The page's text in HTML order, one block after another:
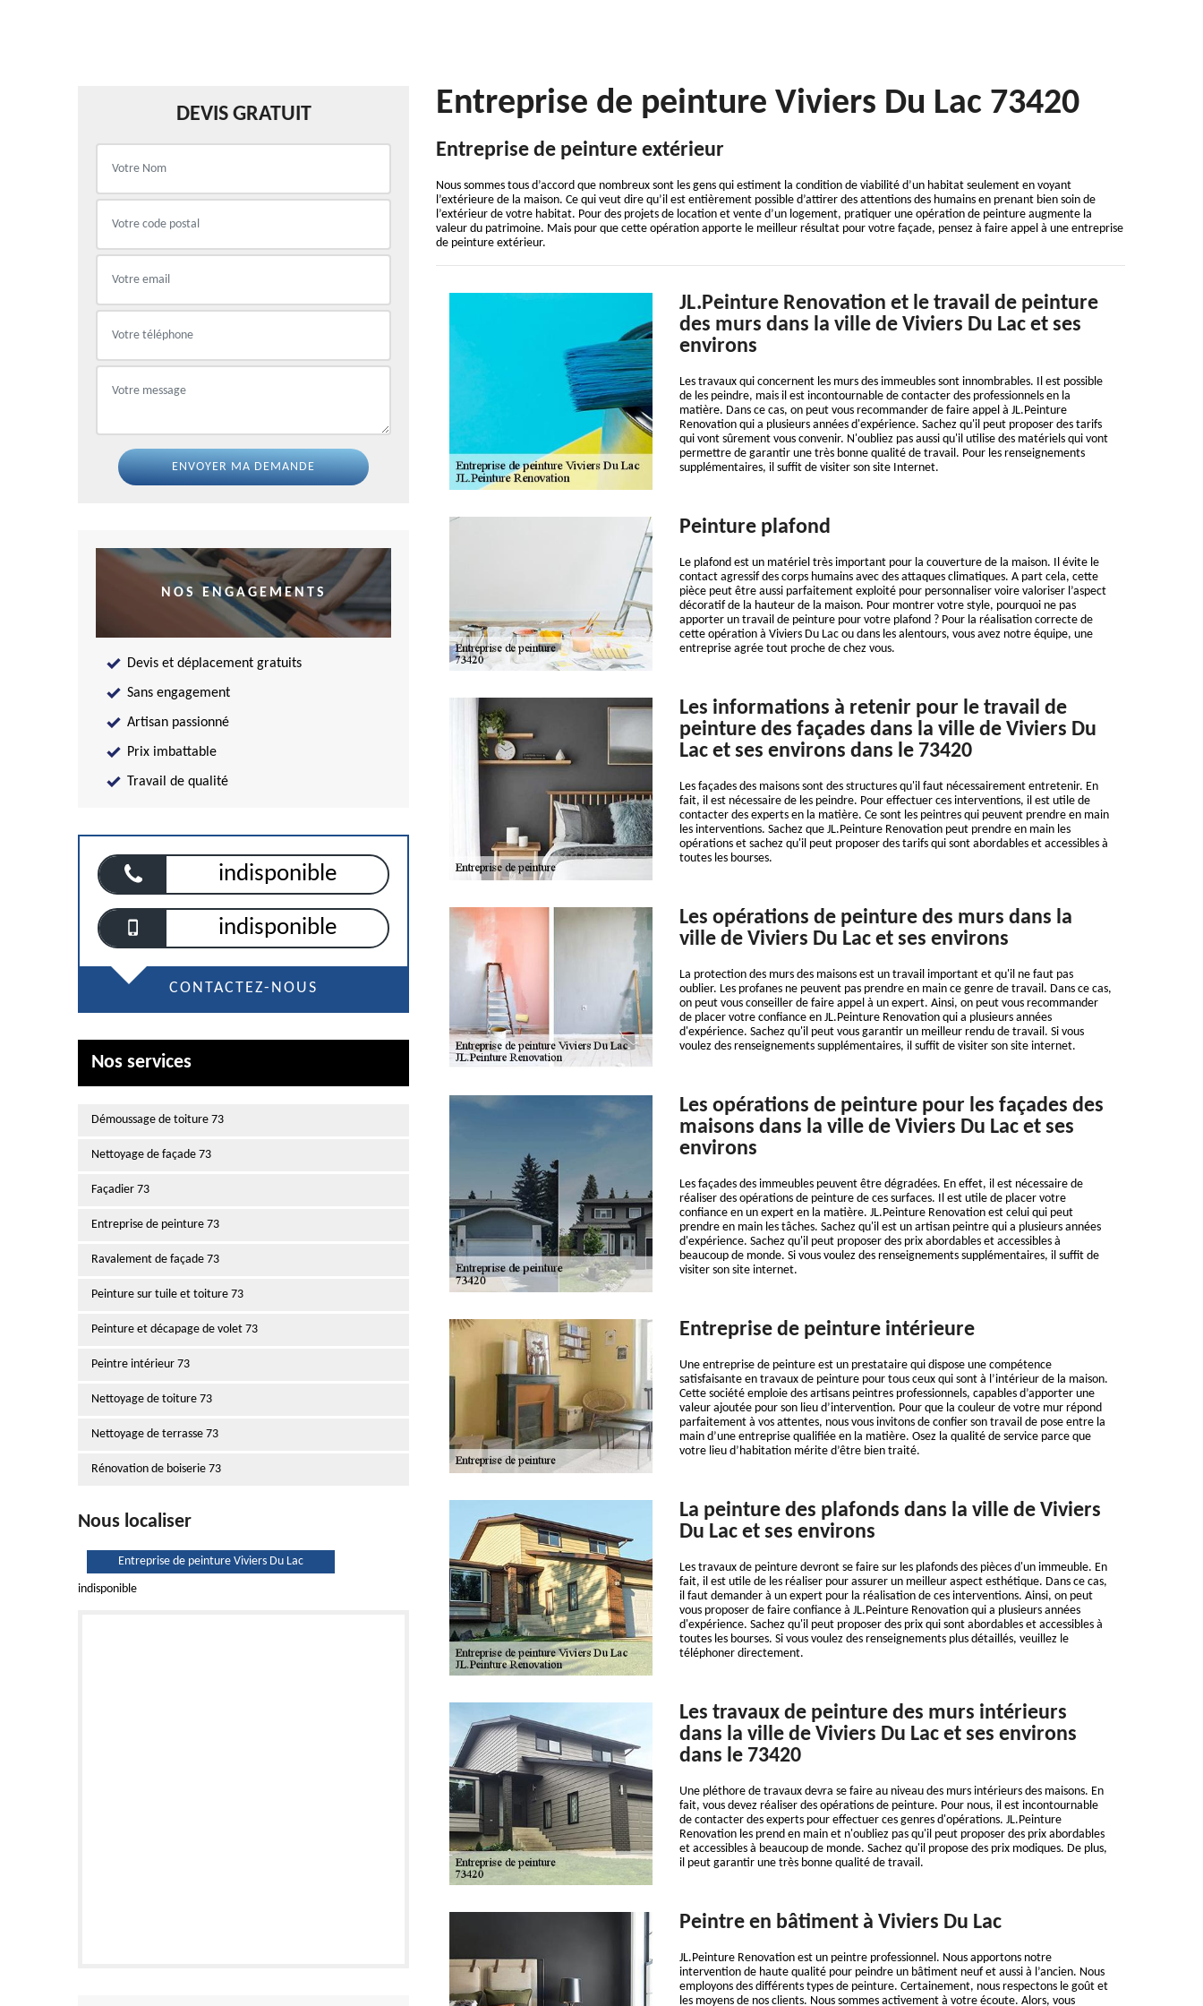
DEVIS GRATUIT
NOS ENGAGEMENTS
Devis et déplacement gratuits
Sans engagement
Artisan passionné
Prix imbattable
Travail de qualité
indisponible
indisponible
CONTACTEZ-NOUS
Nos services
Démoussage de toiture 73
Nettoyage de façade 73
Façadier 73
Entreprise de peinture 73
Ravalement de façade 73
Peinture sur tuile et toiture 73
Peinture et décapage de volet 73
Peintre intérieur 73
Nettoyage de toiture 73
Nettoyage de terrasse 73
Rénovation de boiserie 73
Nous localiser
Entreprise de peinture Viviers Du Lac
indisponible
Entreprise de peinture Viviers Du Lac 73420
Entreprise de peinture extérieur
Nous sommes tous d’accord que nombreux sont les gens qui estiment la condition de viabilité d’un habitat seulement en voyant
l’extérieure de la maison. Ce qui veut dire qu’il est entièrement possible d’attirer des attentions des humains en prenant bien soin de
l’extérieur de votre habitat. Pour des projets de location et vente d’un logement, pratiquer une opération de peinture augmente la
valeur du patrimoine. Mais pour que cette opération apporte le meilleur résultat pour votre façade, pensez à faire appel à une entreprise
de peinture extérieur.
JL.Peinture Renovation et le travail de peinture
des murs dans la ville de Viviers Du Lac et ses
environs
Les travaux qui concernent les murs des immeubles sont innombrables. Il est possible
de les peindre, mais il est incontournable de contacter des professionnels en la
matière. Dans ce cas, on peut vous recommander de faire appel à JL.Peinture
Renovation qui a plusieurs années d'expérience. Sachez qu'il peut proposer des tarifs
qui vont sûrement vous convenir. N'oubliez pas aussi qu'il utilise des matériels qui vont
permettre de garantir une très bonne qualité de travail. Pour les renseignements
supplémentaires, il suffit de visiter son site Internet.
Peinture plafond
Le plafond est un matériel très important pour la couverture de la maison. Il évite le
contact agressif des corps humains avec des attaques climatiques. A part cela, cette
pièce peut être aussi parfaitement exploité pour personnaliser voire valoriser l’aspect
décoratif de la hauteur de la maison. Pour montrer votre style, pourquoi ne pas
apporter un travail de peinture pour votre plafond ? Pour la réalisation correcte de
cette opération à Viviers Du Lac ou dans les alentours, vous avez notre équipe, une
entreprise agrée tout proche de chez vous.
Les informations à retenir pour le travail de
peinture des façades dans la ville de Viviers Du
Lac et ses environs dans le 73420
Les façades des maisons sont des structures qu'il faut nécessairement entretenir. En
fait, il est nécessaire de les peindre. Pour effectuer ces interventions, il est utile de
contacter des experts en la matière. Ce sont les peintres qui peuvent prendre en main
les interventions. Sachez que JL.Peinture Renovation peut prendre en main les
opérations et sachez qu'il peut proposer des tarifs qui sont abordables et accessibles à
toutes les bourses.
Les opérations de peinture des murs dans la
ville de Viviers Du Lac et ses environs
La protection des murs des maisons est un travail important et qu'il ne faut pas
oublier. Les profanes ne peuvent pas prendre en main ce genre de travail. Dans ce cas,
on peut vous conseiller de faire appel à un expert. Ainsi, on peut vous recommander
de placer votre confiance en JL.Peinture Renovation qui a plusieurs années
d'expérience. Sachez qu'il peut vous garantir un meilleur rendu de travail. Si vous
voulez des renseignements supplémentaires, il suffit de visiter son site internet.
Les opérations de peinture pour les façades des
maisons dans la ville de Viviers Du Lac et ses
environs
Les façades des immeubles peuvent être dégradées. En effet, il est nécessaire de
réaliser des opérations de peinture de ces surfaces. Il est utile de placer votre
confiance en un expert en la matière. JL.Peinture Renovation est celui qui peut
prendre en main les tâches. Sachez qu'il est un artisan peintre qui a plusieurs années
d'expérience. Sachez qu'il peut proposer des prix abordables et accessibles à
beaucoup de monde. Si vous voulez des renseignements supplémentaires, il suffit de
visiter son site internet.
Entreprise de peinture intérieure
Une entreprise de peinture est un prestataire qui dispose une compétence
satisfaisante en travaux de peinture pour tous ceux qui sont à l’intérieur de la maison.
Cette société emploie des artisans peintres professionnels, capables d’apporter une
valeur ajoutée pour son lieu d’intervention. Pour que la couleur de votre mur répond
parfaitement à vos attentes, nous vous invitons de confier son travail de pose entre la
main d’une entreprise qualifiée en la matière. Osez la qualité de service parce que
votre lieu d’habitation mérite d’être bien traité.
La peinture des plafonds dans la ville de Viviers
Du Lac et ses environs
Les travaux de peinture devront se faire sur les plafonds des pièces d'un immeuble. En
fait, il est utile de les réaliser pour assurer un meilleur aspect esthétique. Dans ce cas,
il faut demander à un expert pour la réalisation de ces interventions. Ainsi, on peut
vous proposer de faire confiance à JL.Peinture Renovation qui a plusieurs années
d'expérience. Sachez qu'il peut proposer des prix qui sont abordables et accessibles à
toutes les bourses. Si vous voulez des renseignements plus détaillés, veuillez le
téléphoner directement.
Les travaux de peinture des murs intérieurs
dans la ville de Viviers Du Lac et ses environs
dans le 73420
Une pléthore de travaux devra se faire au niveau des murs intérieurs des maisons. En
fait, vous devez réaliser des opérations de peinture. Pour nous, il est incontournable
de contacter des experts pour effectuer ces genres d'opérations. JL.Peinture
Renovation les prend en main et n'oubliez pas qu'il peut proposer des prix abordables
et accessibles à beaucoup de monde. Sachez qu'il propose des prix modiques. De plus,
il peut garantir une très bonne qualité de travail.
Peintre en bâtiment à Viviers Du Lac
JL.Peinture Renovation est un peintre professionnel. Nous apportons notre
intervention de haute qualité pour peindre un bâtiment neuf et aussi à l’ancien. Nous
employons des différents types de peinture. Certainement, nous respectons le goût et
les moyens de nos clients. Nous sommes activement à votre écoute. Alors, vous